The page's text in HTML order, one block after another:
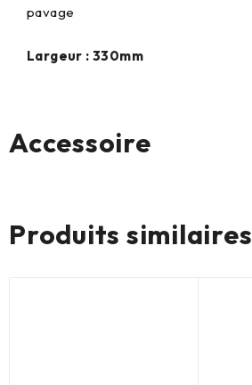
pavage
Largeur : 330mm
Accessoire
Produits similaires